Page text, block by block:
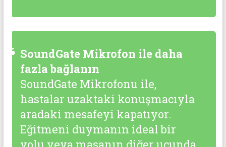
SoundGate Mikrofon ile daha
fazla bağlanın
SoundGate Mikrofonu ile,
hastalar uzaktaki konuşmacıyla
aradaki mesafeyi kapatıyor.
Eğitmeni duymanın ideal bir